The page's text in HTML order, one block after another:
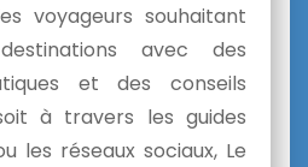
voyageurs souhaitant
avec des
et des conseils
à travers les guides
les réseaux sociaux, Le